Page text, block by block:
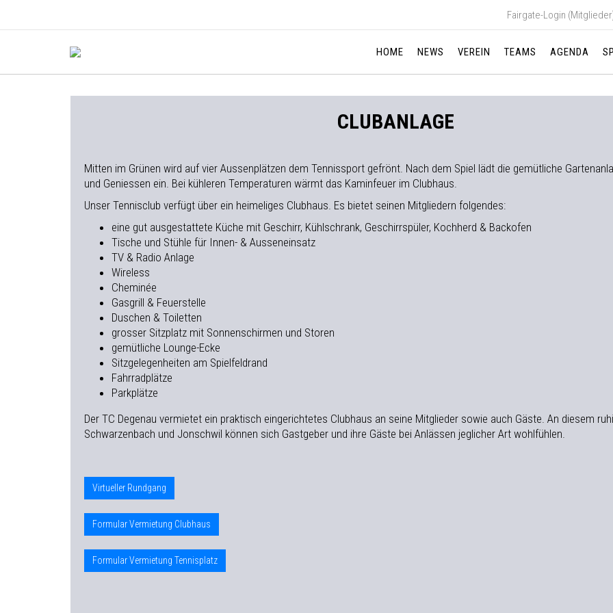
Fairgate-Login
HOME NEWS VEREIN TEAMS AGENDA
CLUBANLAGE
Mitten im Grünen wird auf vier Aussenplätzen dem Tennissport gefrönt. Nach dem Spiel lädt die gemütliche
und Geniessen ein. Bei kühleren Temperaturen wärmt das Kaminfeuer im Clubhaus.
​Unser Tennisclub verfügt über ein heimeliges Clubhaus. Es bietet seinen Mitgliedern folgendes:
eine gut ausgestattete Küche mit Geschirr, Kühlschrank, Geschirrspüler, Kochherd & Backofen
Tische und Stühle für Innen- & Ausseneinsatz
TV & Radio Anlage
Wireless
Cheminée
Gasgrill & Feuerstelle
Duschen & Toiletten
grosser Sitzplatz mit Sonnenschirmen und Storen
gemütliche Lounge-Ecke
Sitzgelegenheiten am Spielfeldrand
Fahrradplätze
Parkplätze
​Der TC Degenau vermietet ein praktisch eingerichtetes Clubhaus an seine Mitglieder sowie auch Gäste. An diesem
Schwarzenbach und Jonschwil können sich Gastgeber und ihre Gäste bei Anlässen jeglicher Art wohlfühlen.
Virtueller Rundgang
Formular Vermietung Clubhaus
Formular Vermietung Tennisplatz